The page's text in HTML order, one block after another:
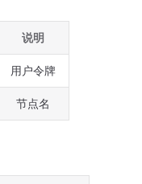
说明
用户令牌
节点名